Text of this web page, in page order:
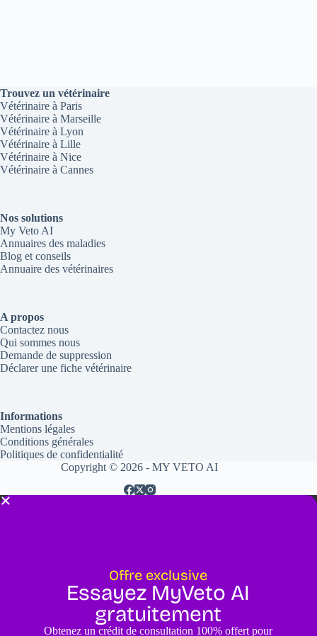
Trouvez un vétérinaire
Vétérinaire à Paris
Vétérinaire à Marseille
Vétérinaire à Lyon
Vétérinaire à Lille
Vétérinaire à Nice
Vétérinaire à Cannes
Nos solutions
My Veto AI
Annuaires des maladies
Blog et conseils
Annuaire des vétérinaires
A propos
Contactez nous
Qui sommes nous
Demande de suppression
Déclarer une fiche vétérinaire
Informations
Mentions légales
Conditions générales
Politiques de confidentialité
Copyright © 2026 - MY VETO AI
Offre exclusive
Essayez MyVeto AI
gratuitement
Obtenez un crédit de consultation 100% offert pour